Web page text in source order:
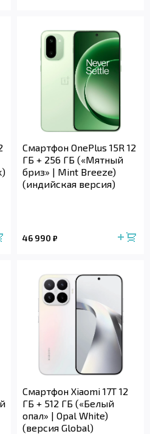
Смартфон OnePlus 15R 12
ГБ + 256 ГБ («Мятный
бриз» | Mint Breeze)
(индийская версия)
46 990 ₽
Смартфон Xiaomi 17T 12
ГБ + 512 ГБ («Белый
опал» | Opal White)
(версия Global)